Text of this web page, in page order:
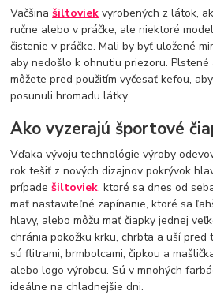
Väčšinašiltoviek vyrobených z látok,
ručne alebo v práčke, ale niektoré
čistenie v práčke. Mali by byť uložené
aby nedošlo k ohnutiu priezoru.
môžete pred použitím vyčesať kefou,
posunuli hromadu látky.
Ako vyzerajú športové
Vďaka vývoju technológie výroby
rok tešiť z nových dizajnov pokrývok
prípadešiltoviek, ktoré sa dnes od
mať nastaviteľné zapínanie, ktoré sa
hlavy, alebo môžu mať čiapky jednej
chránia pokožku krku, chrbta a uší pred
sú flitrami, brmbolcami, čipkou a
alebo logo výrobcu. Sú v mnohých
ideálne na chladnejšie dni.